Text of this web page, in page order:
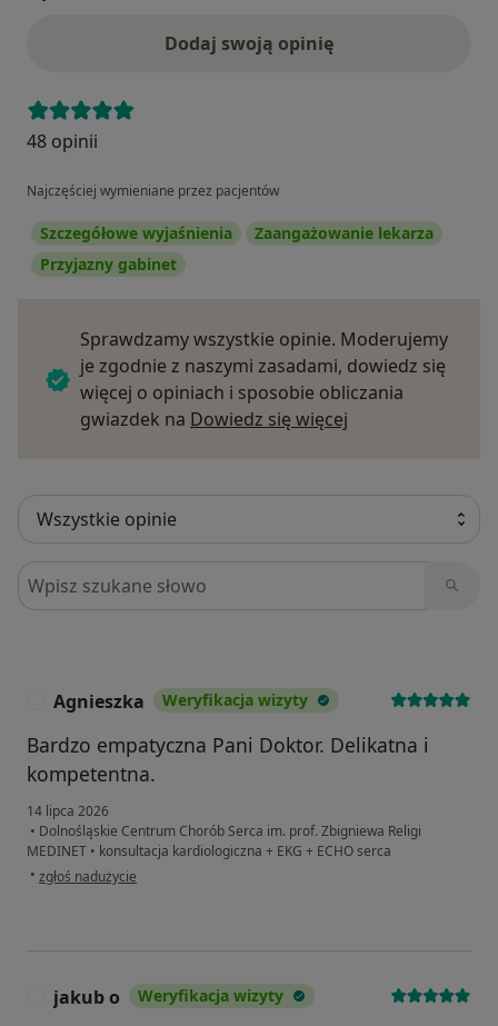
Dodaj swoją opinię
48 opinii
Najczęściej wymieniane przez pacjentów
Szczegółowe wyjaśnienia
Zaangażowanie lekarza
Przyjazny gabinet
Sprawdzamy wszystkie opinie. Moderujemy
je zgodnie z naszymi zasadami, dowiedz się
więcej o opiniach i sposobie obliczania
gwiazdek na Dowiedz się więcej
Szukaj w opiniach
Agnieszka Weryfikacja wizyty
Bardzo empatyczna Pani Doktor. Delikatna i
kompetentna.
14 lipca 2026
• Dolnośląskie Centrum Chorób Serca im. prof. Zbigniewa Religi
MEDINET • konsultacja kardiologiczna + EKG + ECHO serca
• w opinii użytkownika Agnieszka
zgłoś nadużycie
jakub o Weryfikacja wizyty